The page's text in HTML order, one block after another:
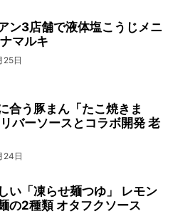
ン3店舗で液体塩こうじメニ
マルキ
25日
合う豚まん「たこ焼きま
バーソースとコラボ開発 老
24日
い「凍らせ麺つゆ」 レモン
の2種類 オタフクソース